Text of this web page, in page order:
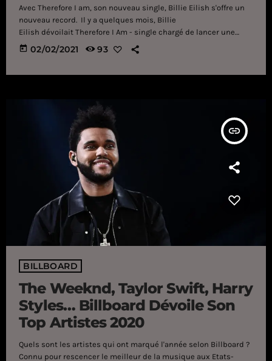
Avec Therefore I am, son nouveau single, Billie Eilish s'offre un
nouveau record. Il y a quelques mois, Billie
Eilish dévoilait Therefore I Am - single chargé de lancer une
toute nouvelle ère dans la carrière de l'artiste. Pour rappel,
Eilish a annoncé qu'un deuxième opus était en préparation et
today 02/02/2021 93
insert_link
BILLBOARD
The Weeknd, Taylor Swift, Harry
Styles… Billboard Dévoile Son
Top Artistes 2020
Quels sont les artistes qui ont marqué l'année selon Billboard ?
Connu pour rescencer le meilleur de la musique aux Etats-